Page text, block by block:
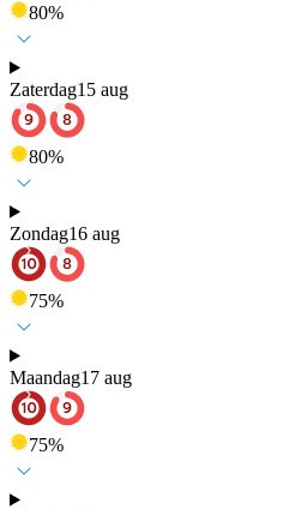
80%
Zaterdag15 aug
80%
Zondag16 aug
75%
Maandag17 aug
75%